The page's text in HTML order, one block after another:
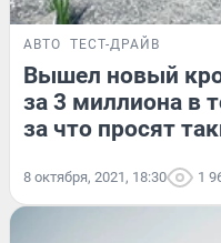
АВТО ТЕСТ-ДРАЙВ
Вышел новый
за 3 миллиона в
за что просят
8 октября, 2021, 18:30 1